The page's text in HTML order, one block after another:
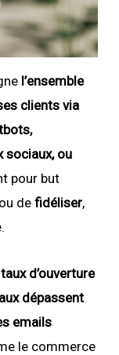
l’ensemble
clients via
sociaux, ou
pour but
de fidéliser,
d’ouverture
dépassent
emails
le commerce